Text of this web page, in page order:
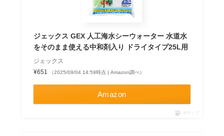
ジェックス GEX 人工海水シーウォーター 水道水
をそのまま使える中和剤入り ドライタイプ25L用
ジェックス
¥651
（2025/09/04 14:59時点 | Amazon調べ）
Amazon
ポチップ